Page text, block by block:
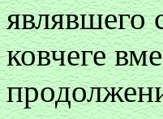
являвшего
ковчеге